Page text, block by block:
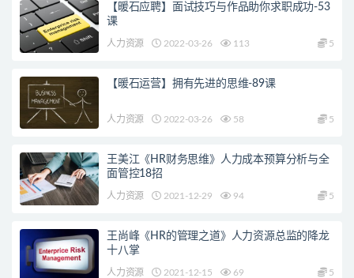
【暖石应聘】面试技巧与作品助你求职成功-53
课
人力资源 2022-03-26 113 5
【暖石运营】拥有先进的思维-89课
人力资源 2022-03-26 58 5
王美江《HR财务思维》人力成本预算分析与全
面管控18招
人力资源 2021-12-29 94 5
王尚峰《HR的管理之道》人力资源总监的降龙
十八掌
人力资源 2021-12-15 69 5